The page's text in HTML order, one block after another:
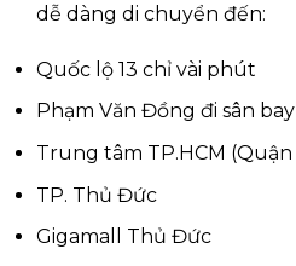
dễ dàng di chuyển đến:
Quốc lộ 13 chỉ vài phút
Phạm Văn Đồng đi sân
Trung tâm TP.HCM (Quận
TP. Thủ Đức
Gigamall Thủ Đức